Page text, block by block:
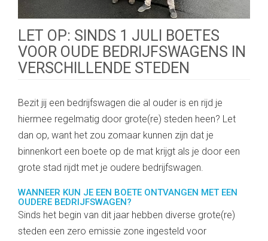
LET OP: SINDS 1 JULI BOETES
VOOR OUDE BEDRIJFSWAGENS IN
VERSCHILLENDE STEDEN
Bezit jij een bedrijfswagen die al ouder is en rijd je
hiermee regelmatig door grote(re) steden heen? Let
dan op, want het zou zomaar kunnen zijn dat je
binnenkort een boete op de mat krijgt als je door een
grote stad rijdt met je oudere bedrijfswagen.
WANNEER KUN JE EEN BOETE ONTVANGEN MET EEN
OUDERE BEDRIJFSWAGEN?
Sinds het begin van dit jaar hebben diverse grote(re)
steden een zero emissie zone ingesteld voor